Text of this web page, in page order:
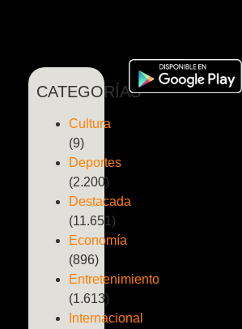
CATEGORÍAS
Cultura
(9)
Deportes
(2.200)
Destacada
(11.651)
Economía
(896)
Entretenimiento
(1.613)
Internacional